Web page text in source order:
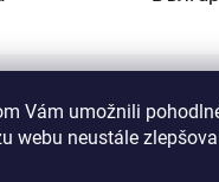
Vám umožnili
webu neustále